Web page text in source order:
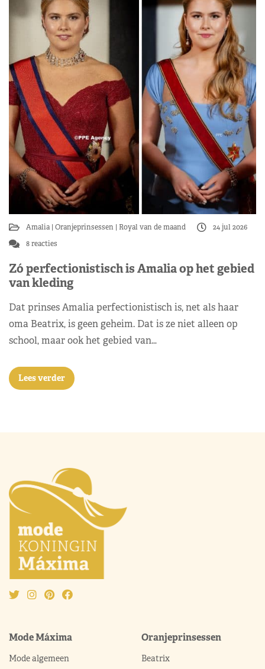
Amalia Oranjeprinsessen Royal van de maand
24 jul 2026
8 reacties
Zó perfectionistisch is Amalia op het gebied
van kleding
Dat prinses Amalia perfectionistisch is, net als haar
oma Beatrix, is geen geheim. Dat is ze niet alleen op
school, maar ook het gebied van…
Lees verder
Mode Máxima
Mode algemeen
Oranjeprinsessen
Beatrix